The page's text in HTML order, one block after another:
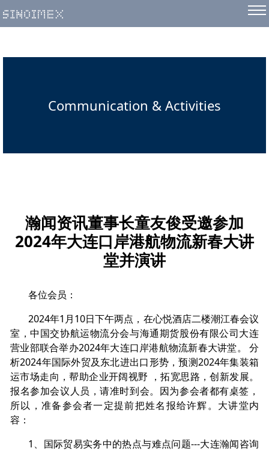
Communication & Activities
瀚闻资讯董事长童友俊受邀参加
2024年大连口岸港航物流新春大讲
堂并演讲
各位会员：
2024年1月10日下午两点，在心悦酒店二楼潮江春会议
室，中国交协航运物流分会与海通期货股份有限公司大连
营业部联合举办2024年大连口岸港航物流新春大讲堂。 分
析2024年国际外贸及东北进出口形势，预测2024年集装箱
运市场走向，帮助企业开阔视野 ，拓宽思路，创新发展。
报名参加会议人员，请准时到会。因为参会者都有桌签，
所以，准备参会者一定提前把姓名报给许辉。大讲堂内
容：
1、国际贸易实务中的热点与难点问题---大连瀚闻咨询